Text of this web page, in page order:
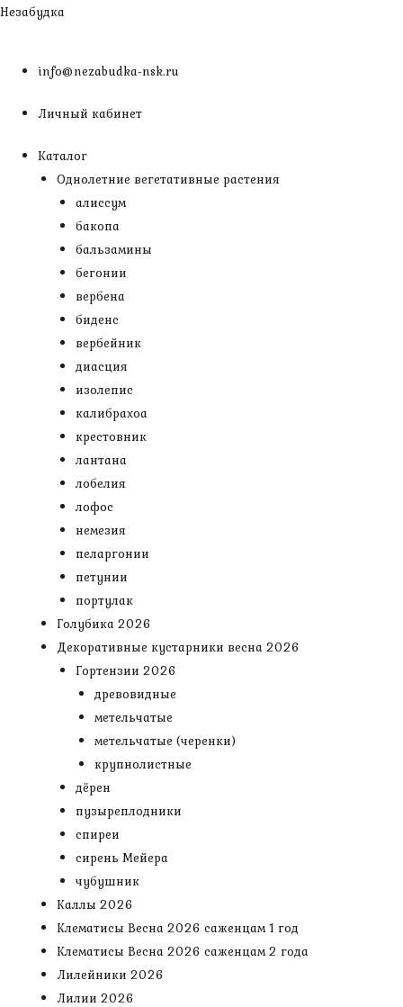
Перейти
Незабудка
info@nezabudka-nsk.ru
Личный кабинет
Каталог
Однолетние вегетативные растения
алиссум
бакопа
бальзамины
бегонии
вербена
биденс
вербейник
диасция
изолепис
калибрахоа
крестовник
лантана
лобелия
лофос
немезия
пеларгонии
петунии
портулак
Голубика 2026
Декоративные кустарники весна 2026
Гортензии 2026
древовидные
метельчатые
метельчатые (черенки)
крупнолистные
дёрен
пузыреплодники
спиреи
сирень Мейера
чубушник
Каллы 2026
Клематисы Весна 2026 саженцам 1 год
Клематисы Весна 2026 саженцам 2 года
Лилейники 2026
Лилии 2026